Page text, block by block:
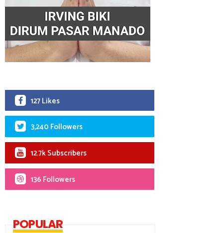
127 Likes
3,240 Followers
12.7k Subscribers
136 Followers
POPULAR